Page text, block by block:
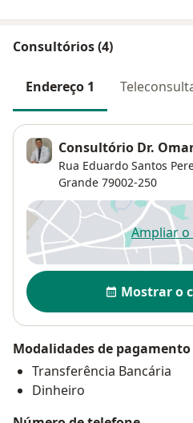
Consultórios (4)
Endereço 1
Consultório Dr.
Rua Eduardo Santos
Grande 79002-250
Ampliar o
Disponibilidade
Mostrar o
Modalidades de
Transferência Bancária
Dinheiro